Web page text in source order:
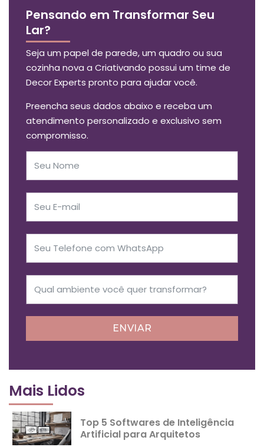
Pensando em Transformar Seu
Lar?
Seja um papel de parede, um quadro ou sua
cozinha nova a Criativando possui um time de
Decor Experts pronto para ajudar você.
Preencha seus dados abaixo e receba um
atendimento personalizado e exclusivo sem
compromisso.
ENVIAR
Mais Lidos
Top 5 Softwares de Inteligência
Artificial para Arquitetos